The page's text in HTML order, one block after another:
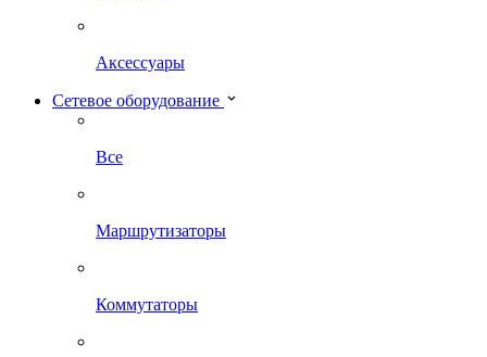
Аксессуары
Сетевое оборудование
Все
Маршрутизаторы
Коммутаторы